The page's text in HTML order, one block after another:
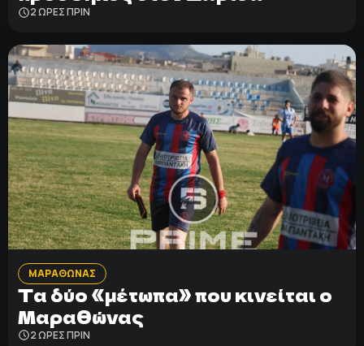
2 ΩΡΕΣ ΠΡΙΝ
ΜΑΡΑΘΩΝΑΣ
Τα δύο «μέτωπα» που κινείται ο
Μαραθώνας
2 ΩΡΕΣ ΠΡΙΝ